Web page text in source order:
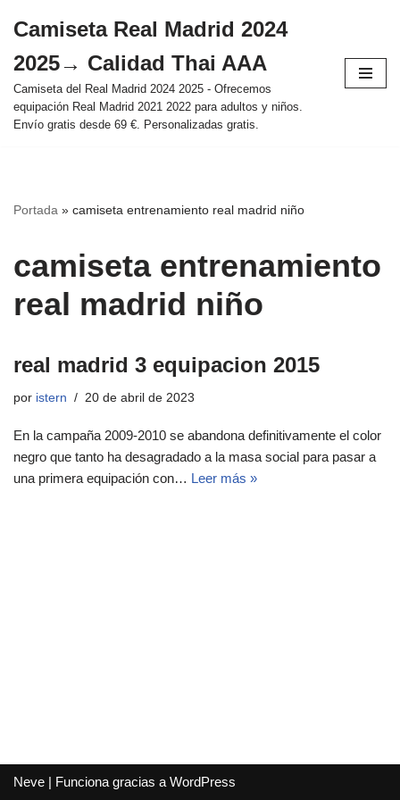
al
contenido
Camiseta Real Madrid 2024
2025→ Calidad Thai AAA
Camiseta del Real Madrid 2024 2025 - Ofrecemos
equipación Real Madrid 2021 2022 para adultos y niños.
Envío gratis desde 69 €. Personalizadas gratis.
Portada » camiseta entrenamiento real madrid niño
camiseta entrenamiento
real madrid niño
real madrid 3 equipacion 2015
por istern 20 de abril de 2023
En la campaña 2009-2010 se abandona definitivamente el color
negro que tanto ha desagradado a la masa social para pasar a
una primera equipación con… Leer más »
Neve | Funciona gracias a WordPress